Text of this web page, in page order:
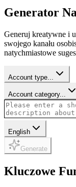
Generator
Generuj kreatywne i
swojego kanału
natychmiastowe
Account type...
Account category...
English
Generate
Kluczowe